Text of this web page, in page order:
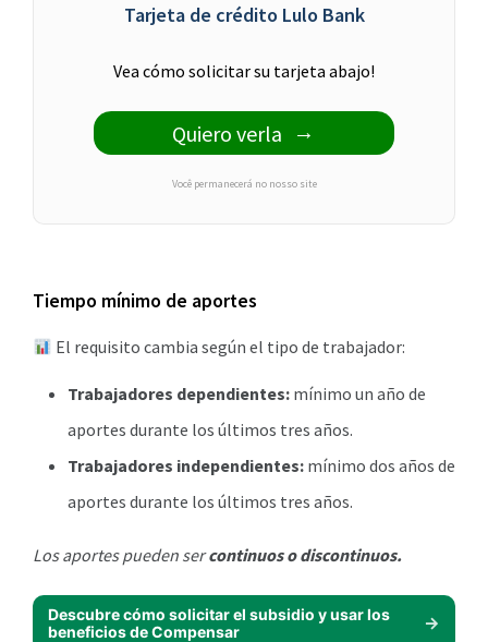
Tarjeta de crédito Lulo Bank
Vea cómo solicitar su tarjeta abajo!
Quiero verla
Você permanecerá no nosso site
Tiempo mínimo de aportes
El requisito cambia según el tipo de trabajador:
Trabajadores dependientes: mínimo un año de
aportes durante los últimos tres años.
Trabajadores independientes: mínimo dos años de
aportes durante los últimos tres años.
Los aportes pueden sercontinuos o discontinuos.
Descubre cómo solicitar el subsidio y usar los
beneficios de Compensar